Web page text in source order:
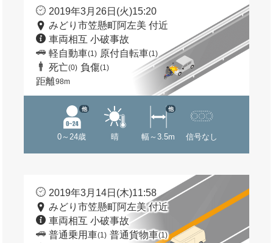
2019年3月26日(火)15:20
みどり市笠懸町阿左美 付近
車両相互 小破事故
軽自動車(1) 原付自転車(1)
死亡(0) 負傷(1)
距離98m
0～24歳
他
晴 幅～3.5m
他
信号なし
2019年3月14日(木)11:58
みどり市笠懸町阿左美 付近
車両相互 小破事故
普通乗用車(1) 普通貨物車(1)